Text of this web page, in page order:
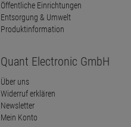
Öffentliche Einrichtungen
Entsorgung & Umwelt
Produktinformation
Quant Electronic GmbH
Über uns
Widerruf erklären
Newsletter
Mein Konto